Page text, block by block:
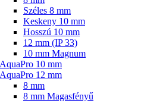
Széles 8 mm
Keskeny 10 mm
Hosszú 10 mm
12 mm (IP 33)
10 mm Magnum
AquaPro 10 mm
AquaPro 12 mm
8 mm
8 mm Magasfényű